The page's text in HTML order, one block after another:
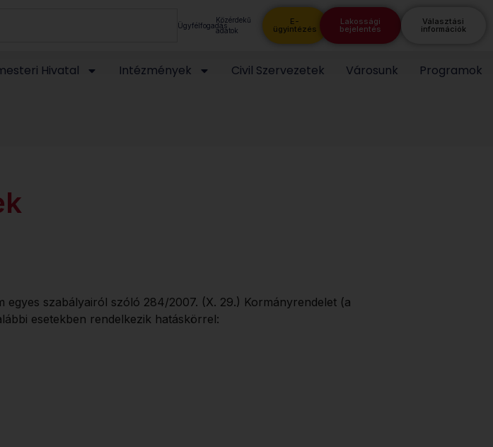
Ügyfélfogadás
Közérdekű
adatok
E-
ügyintézés
Lakossági
bejelentés
Választási
információk
Hivatal Intézmények Civil Szervezetek Városunk Programok
egyes szabályairól szóló 284/2007. (X. 29.) Kormányrendelet (a
esetekben rendelkezik hatáskörrel: